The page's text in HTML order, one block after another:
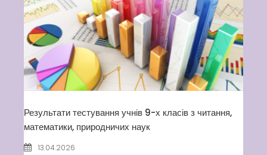
Результати тестування учнів 9-х класів з читання,
математики, природничих наук
13.04.2026